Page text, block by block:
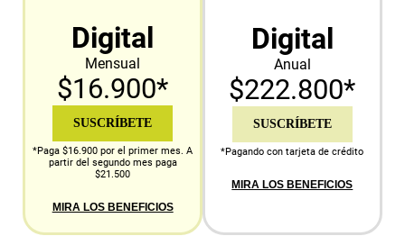
Digital
Mensual
$16.900*
SUSCRÍBETE
*Paga $16.900 por el primer mes. A
partir del segundo mes paga
$21.500
MIRA LOS BENEFICIOS
Digital
Anual
$222.800*
SUSCRÍBETE
*Pagando con tarjeta de crédito
MIRA LOS BENEFICIOS